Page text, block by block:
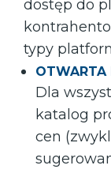
dostęp do
typy
OTWARTA
Dla
katalog
cen